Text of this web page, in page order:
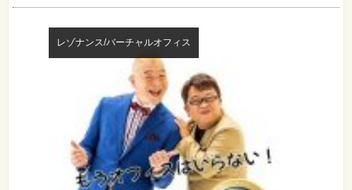
レゾナンス/バーチャルオフィス